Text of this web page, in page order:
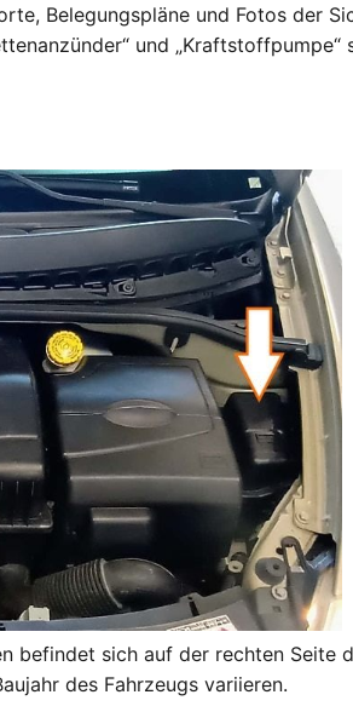
Belegungspläne und Fotos der
und
befindet sich auf der rechten Seite
des Fahrzeugs variieren.